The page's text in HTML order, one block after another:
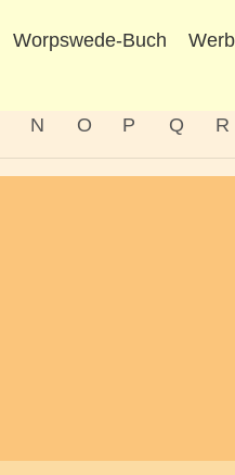
Worpswede-Buch
N O P Q R